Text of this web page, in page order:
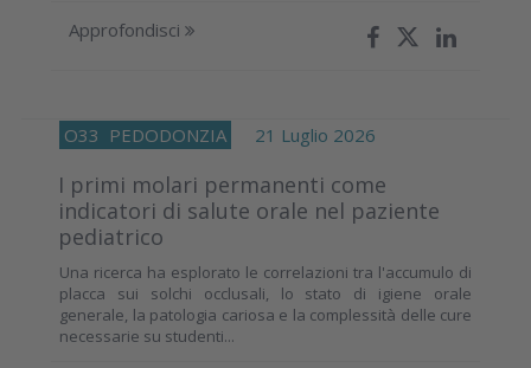
Approfondisci
O33 PEDODONZIA 21 Luglio 2026
I primi molari permanenti come
indicatori di salute orale nel paziente
pediatrico
Una ricerca ha esplorato le correlazioni tra l'accumulo di
placca sui solchi occlusali, lo stato di igiene orale
generale, la patologia cariosa e la complessità delle cure
necessarie su studenti...